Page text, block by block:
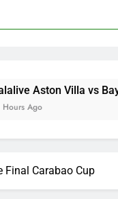
Villa vs Bayern
Final Carabao Cup